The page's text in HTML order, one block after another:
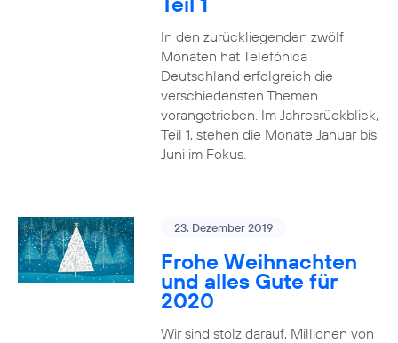
In den zurückliegenden zwölf
Monaten hat Telefónica
Deutschland erfolgreich die
verschiedensten Themen
vorangetrieben. Im Jahresrückblick,
Teil 1, stehen die Monate Januar bis
Juni im Fokus.
23. Dezember 2019
Frohe Weihnachten
und alles Gute für
2020
Wir sind stolz darauf, Millionen von